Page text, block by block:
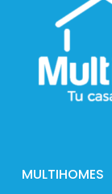
MULTIHOMES